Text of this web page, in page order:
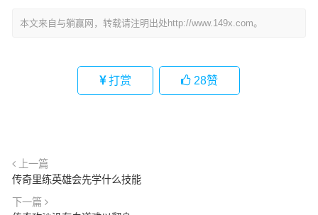
本文来自与躺赢网，转载请注明出处http://www.149x.com。
打赏 28赞
上一篇
传奇里练英雄会先学什么技能
下一篇